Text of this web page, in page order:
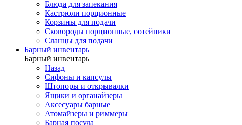
Блюда для запекания
Кастрюли порционные
Корзины для подачи
Сковороды порционные, сотейники
Сланцы для подачи
Барный инвентарь
Барный инвентарь
Назад
Сифоны и капсулы
Штопоры и открывалки
Ящики и органайзеры
Аксесуары барные
Атомайзеры и риммеры
Барная посуда